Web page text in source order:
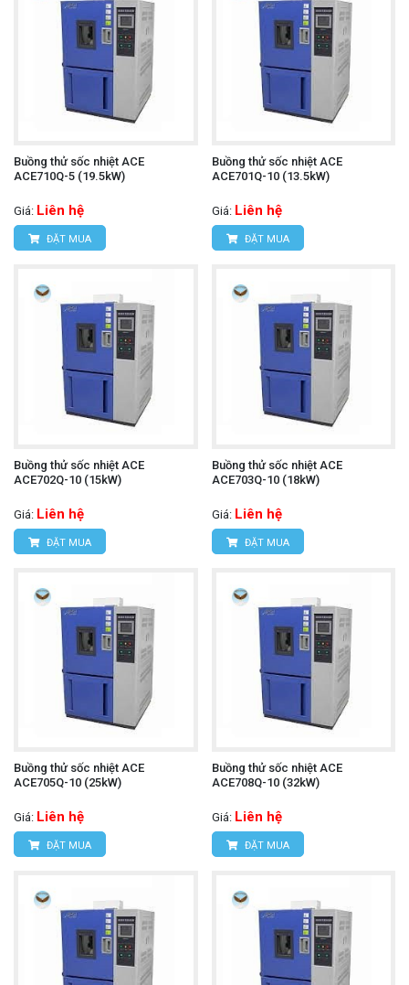
Buồng thử sốc nhiệt ACE
ACE710Q-5 (19.5kW)
Giá: Liên hệ
ĐẶT MUA
Buồng thử sốc nhiệt ACE
ACE701Q-10 (13.5kW)
Giá: Liên hệ
ĐẶT MUA
Buồng thử sốc nhiệt ACE
ACE702Q-10 (15kW)
Giá: Liên hệ
ĐẶT MUA
Buồng thử sốc nhiệt ACE
ACE703Q-10 (18kW)
Giá: Liên hệ
ĐẶT MUA
Buồng thử sốc nhiệt ACE
ACE705Q-10 (25kW)
Giá: Liên hệ
ĐẶT MUA
Buồng thử sốc nhiệt ACE
ACE708Q-10 (32kW)
Giá: Liên hệ
ĐẶT MUA